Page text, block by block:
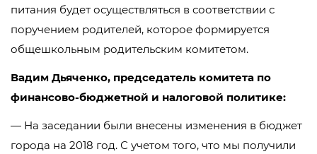
питания будет осуществляться в соответствии с
поручением родителей, которое формируется
общешкольным родительским комитетом.
Вадим Дьяченко, председатель комитета по
финансово-бюджетной и налоговой политике:
— На заседании были внесены изменения в бюджет
города на 2018 год. С учетом того, что мы получили